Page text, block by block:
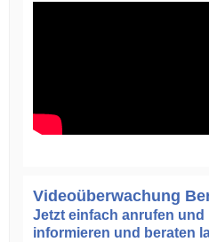
Videoüberwachung
Jetzt einfach anrufen
informieren und beraten